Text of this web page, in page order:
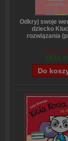
Odkryj swoje
dziecko
rozwiązania
Stefanie
49,14 zł
39,51 zł